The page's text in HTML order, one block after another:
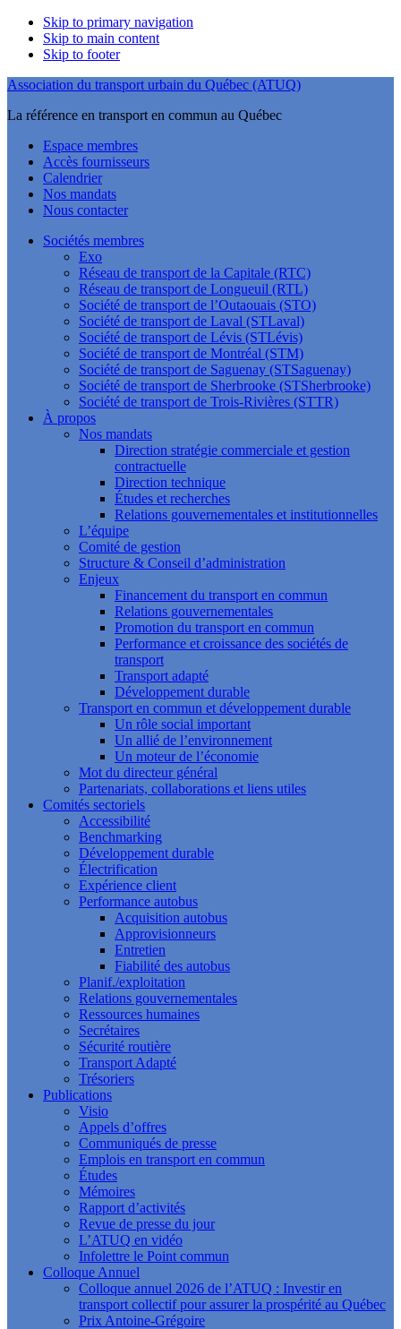
Skip to primary navigation
Skip to main content
Skip to footer
Association du transport urbain du Québec (ATUQ)
La référence en transport en commun au Québec
Espace membres
Accès fournisseurs
Calendrier
Nos mandats
Nous contacter
Sociétés membres
Exo
Réseau de transport de la Capitale (RTC)
Réseau de transport de Longueuil (RTL)
Société de transport de l’Outaouais (STO)
Société de transport de Laval (STLaval)
Société de transport de Lévis (STLévis)
Société de transport de Montréal (STM)
Société de transport de Saguenay (STSaguenay)
Société de transport de Sherbrooke (STSherbrooke)
Société de transport de Trois-Rivières (STTR)
À propos
Nos mandats
Direction stratégie commerciale et gestion
contractuelle
Direction technique
Études et recherches
Relations gouvernementales et institutionnelles
L’équipe
Comité de gestion
Structure & Conseil d’administration
Enjeux
Financement du transport en commun
Relations gouvernementales
Promotion du transport en commun
Performance et croissance des sociétés de
transport
Transport adapté
Développement durable
Transport en commun et développement durable
Un rôle social important
Un allié de l’environnement
Un moteur de l’économie
Mot du directeur général
Partenariats, collaborations et liens utiles
Comités sectoriels
Accessibilité
Benchmarking
Développement durable
Électrification
Expérience client
Performance autobus
Acquisition autobus
Approvisionneurs
Entretien
Fiabilité des autobus
Planif./exploitation
Relations gouvernementales
Ressources humaines
Secrétaires
Sécurité routière
Transport Adapté
Trésoriers
Publications
Visio
Appels d’offres
Communiqués de presse
Emplois en transport en commun
Études
Mémoires
Rapport d’activités
Revue de presse du jour
L’ATUQ en vidéo
Infolettre le Point commun
Colloque Annuel
Colloque annuel 2026 de l’ATUQ : Investir en
transport collectif pour assurer la prospérité au Québec
Prix Antoine-Grégoire